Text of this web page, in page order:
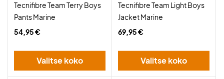
Tecnifibre Team Terry Boys
Pants Marine
54,95 €
Valitse koko
Tecnifibre Team Light Boys
Jacket Marine
69,95 €
Valitse koko